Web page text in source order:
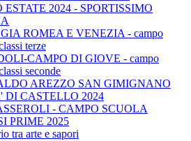
ESTATE 2024 - SPORTISSIMO
ROMEA E VENEZIA - campo
terze
CAMPO DI GIOVE - campo
seconde
AREZZO SAN GIMIGNANO
DI CASTELLO 2024
- CAMPO SCUOLA
PRIME 2025
tra arte e sapori